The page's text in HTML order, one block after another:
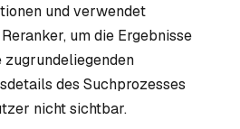
und verwendet
um die Ergebnisse
zugrundeliegenden
des Suchprozesses
nicht sichtbar.